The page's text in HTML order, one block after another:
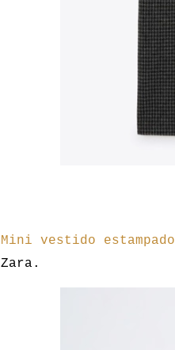
Mini vestido estampado
Zara.